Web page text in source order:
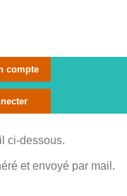
ci-dessous.
et envoyé par mail.